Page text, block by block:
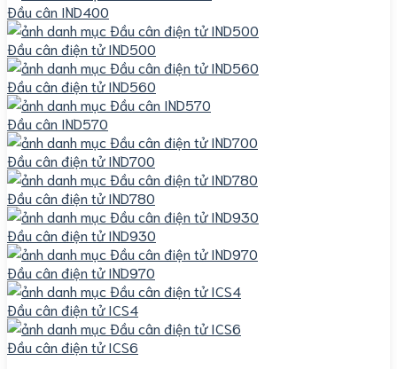
Đầu cân IND400
Đầu cân điện tử IND500
Đầu cân điện tử IND560
Đầu cân IND570
Đầu cân điện tử IND700
Đầu cân điện tử IND780
Đầu cân điện tử IND930
Đầu cân điện tử IND970
Đầu cân điện tử ICS4
Đầu cân điện tử ICS6